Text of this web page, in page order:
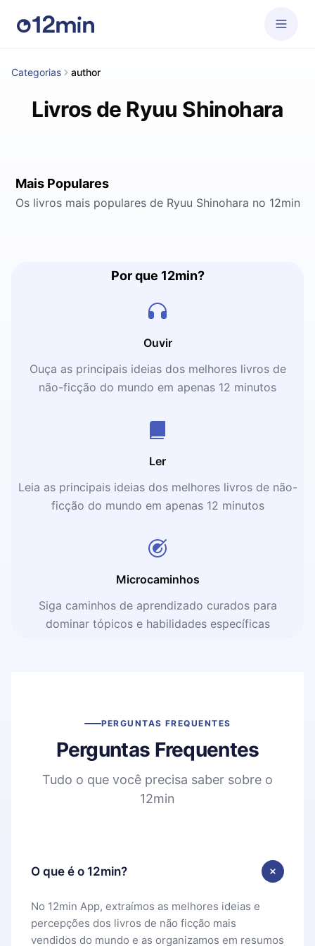
Categorias author
Livros de Ryuu Shinohara
Mais Populares
Os livros mais populares de Ryuu Shinohara no 12min
Por que 12min?
Ouvir
Ouça as principais ideias dos melhores livros de
não-ficção do mundo em apenas 12 minutos
Ler
Leia as principais ideias dos melhores livros de não-
ficção do mundo em apenas 12 minutos
Microcaminhos
Siga caminhos de aprendizado curados para
dominar tópicos e habilidades específicas
PERGUNTAS FREQUENTES
Perguntas Frequentes
Tudo o que você precisa saber sobre o
12min
O que é o 12min?
No 12min App, extraímos as melhores ideias e
percepções dos livros de não ficção mais
vendidos do mundo e as organizamos em resumos